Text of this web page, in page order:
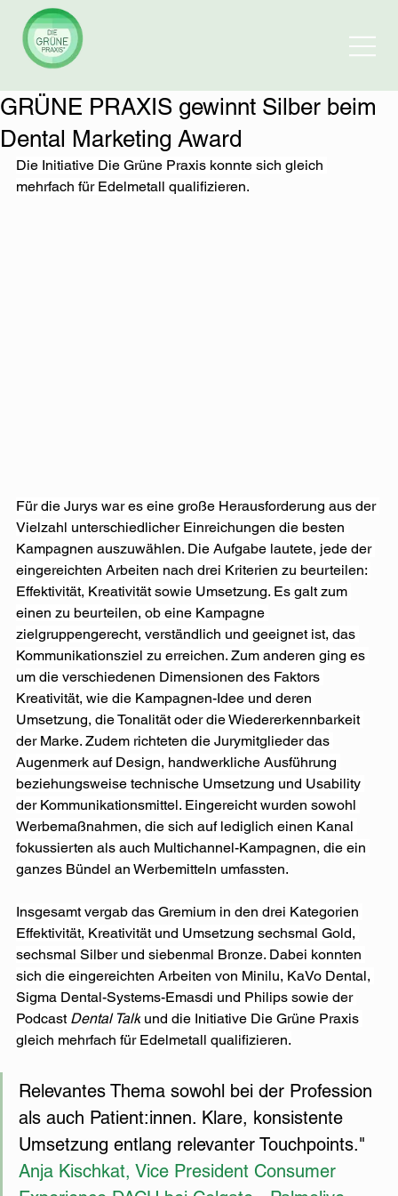
GRÜNE PRAXIS gewinnt Silber beim
Dental Marketing Award
Die Initiative Die Grüne Praxis konnte sich gleich
mehrfach für Edelmetall qualifizieren.
Für die Jurys war es eine große Herausforderung aus der
Vielzahl unterschiedlicher Einreichungen die besten
Kampagnen auszuwählen. Die Aufgabe lautete, jede der
eingereichten Arbeiten nach drei Kriterien zu beurteilen:
Effektivität, Kreativität sowie Umsetzung. Es galt zum
einen zu beurteilen, ob eine Kampagne
zielgruppengerecht, verständlich und geeignet ist, das
Kommunikationsziel zu erreichen. Zum anderen ging es
um die verschiedenen Dimensionen des Faktors
Kreativität, wie die Kampagnen-Idee und deren
Umsetzung, die Tonalität oder die Wiedererkennbarkeit
der Marke. Zudem richteten die Jurymitglieder das
Augenmerk auf Design, handwerkliche Ausführung
beziehungsweise technische Umsetzung und Usability
der Kommunikationsmittel. Eingereicht wurden sowohl
Werbemaßnahmen, die sich auf lediglich einen Kanal
fokussierten als auch Multichannel-Kampagnen, die ein
ganzes Bündel an Werbemitteln umfassten.
Insgesamt vergab das Gremium in den drei Kategorien
Effektivität, Kreativität und Umsetzung sechsmal Gold,
sechsmal Silber und siebenmal Bronze. Dabei konnten
sich die eingereichten Arbeiten von Minilu, KaVo Dental,
Sigma Dental-Systems-Emasdi und Philips sowie der
Podcast Dental Talk und die Initiative Die Grüne Praxis
gleich mehrfach für Edelmetall qualifizieren.
Relevantes Thema sowohl bei der Profession
als auch Patient:innen. Klare, konsistente
Umsetzung entlang relevanter Touchpoints."
Anja Kischkat, Vice President Consumer